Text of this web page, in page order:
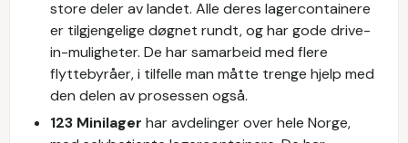
store deler av landet. Alle deres lagercontainere
er tilgjengelige døgnet rundt, og har gode drive-
in-muligheter. De har samarbeid med flere
flyttebyråer, i tilfelle man måtte trenge hjelp med
den delen av prosessen også.
123 Minilager har avdelinger over hele Norge,